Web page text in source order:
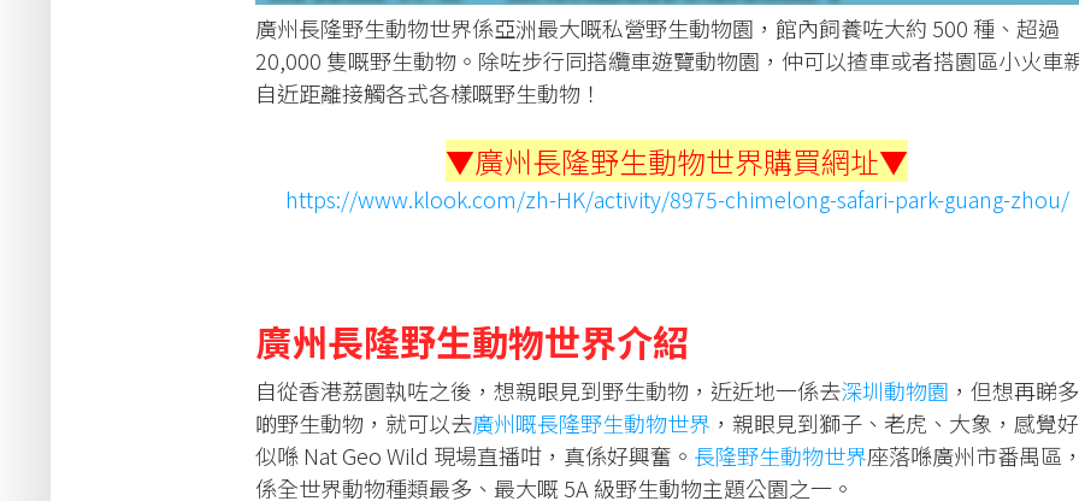
廣州長隆野生動物世界係亞洲最大嘅私營野生動物園，館內飼養咗大約 500 種、超過
20,000 隻嘅野生動物。除咗步行同搭纜車遊覽動物園，仲可以揸車或者搭園區小火車
自近距離接觸各式各樣嘅野生動物！
▼廣州長隆野生動物世界購買網址▼
https://www.klook.com/zh-HK/activity/8975-chimelong-safari-park-guang-zhou/
廣州長隆野生動物世界介紹
自從香港荔園執咗之後，想親眼見到野生動物，近近地一係去深圳動物園 ，但想再睇多
啲野生動物，就可以去廣州嘅長隆野生動物世界 ，親眼見到獅子、老虎、大象，感覺好
似喺 Nat Geo Wild 現場直播咁，真係好興奮。 長隆野生動物世界座落喺廣州市番禺區
係全世界動物種類最多、最大嘅 5A 級野生動物主題公園之一。